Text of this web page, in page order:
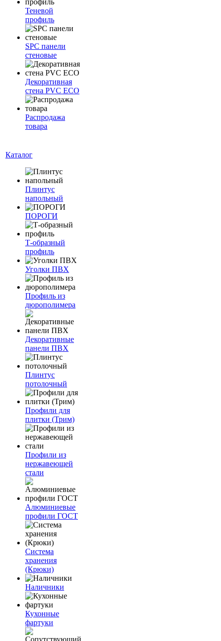
Теневой
профиль
SPC панели
стеновые
Декоративная
стена PVC ECO
Распродажа
товара
Каталог
Плинтус
напольный
ПОРОГИ
Т-образный
профиль
Уголки ПВХ
Профиль из
дюрополимера
Декоративные
панели ПВХ
Плинтус
потолочный
Профили для
плитки (Трим)
Профили из
нержавеющей
стали
Алюминиевые
профили ГОСТ
Система
хранения
(Крюки)
Наличники
Кухонные
фартуки